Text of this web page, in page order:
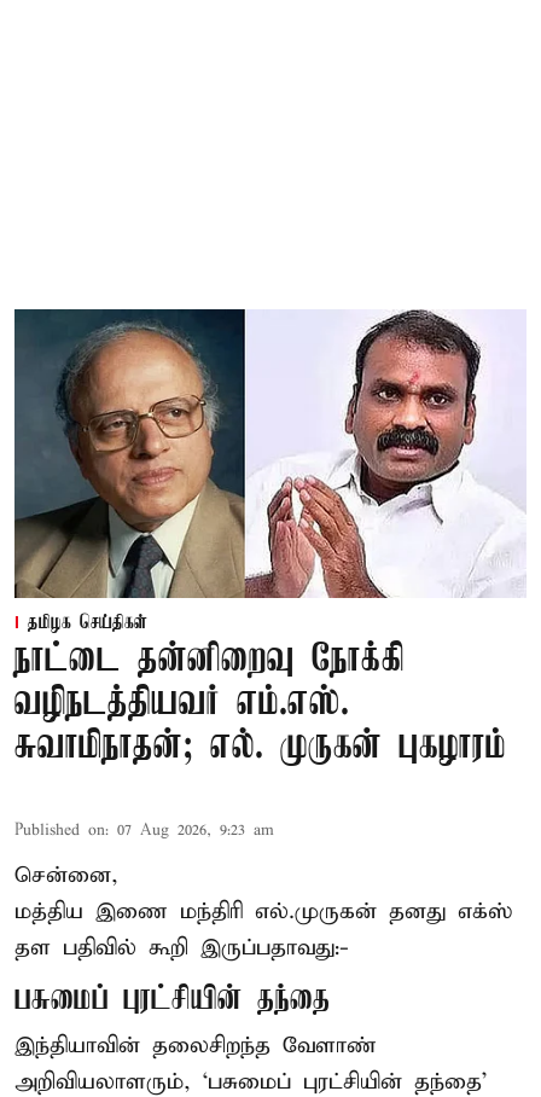
தமிழக செய்திகள்
நாட்டை தன்னிறைவு நோக்கி
வழிநடத்தியவர் எம்.எஸ்.
சுவாமிநாதன்; எல். முருகன் புகழாரம்
Published on: 07 Aug 2026, 9:23 am
சென்னை,
மத்திய இணை மந்திரி எல்.முருகன் தனது எக்ஸ்
தள பதிவில் கூறி இருப்பதாவது:-
பசுமைப் புரட்சியின் தந்தை
இந்தியாவின் தலைசிறந்த வேளாண்
அறிவியலாளரும், ‘பசுமைப் புரட்சியின் தந்தை’